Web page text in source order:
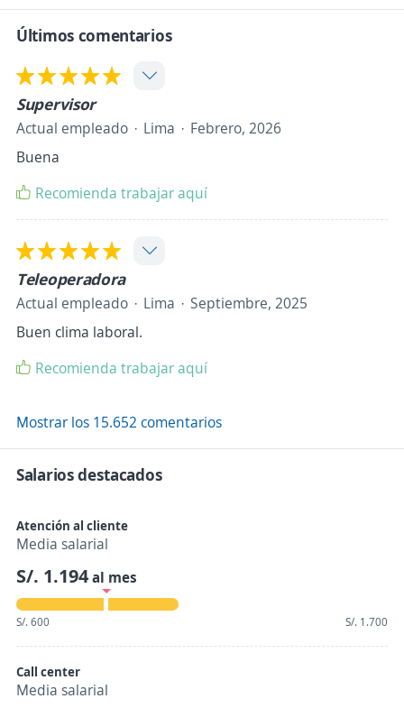
Últimos comentarios
Supervisor
Actual empleado Lima
Febrero, 2026
Buena
Recomienda trabajar aquí
Teleoperadora
Actual empleado Lima
Septiembre, 2025
Buen clima laboral.
Recomienda trabajar aquí
Mostrar los 15.652 comentarios
Salarios destacados
Atención al cliente
Media salarial
S/. 1.194al mes
S/. 600 S/. 1.700
Call center
Media salarial